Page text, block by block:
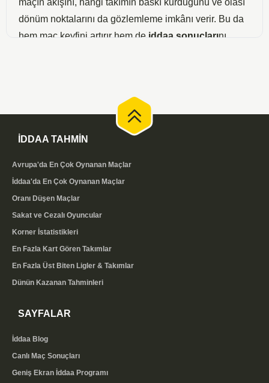
maçın akışını, hangi takımın baskı kurduğunu ve olası
dönüm noktalarını da gözlemleme imkânı verir. Bu da
hem maç keyfini artırır hem de iddaa sonuçlarını
mobil cihazlarda akıcı bir takip deneyimi sağlar.
Bu skorları kendi sitenizde de yayınlamak isterseniz,
Kodu kopyalayıp sitenize yapıştırmanız yeterlidir;
skorlar bizim tarafımızda güncellendiği için ayrıca bir
işlem yapmanız gerekmez.
Canlı Skor Takibinin Avantajları
Anlık skor takibi, hem maç keyfi hem de bilinçli
değerlendirme açısından önemli avantajlar sunar.
Canlı maç sonuçları ekranıyla:
takip edebilirsiniz
Lig ve tarih filtreleriyle istediğiniz karşılaşmaya hızlıca
ulaşırsınız
İDDAA TAHMİN
Avrupa'da En Çok Oynanan Maçlar
İddaa'da En Çok Oynanan Maçlar
Oranı Düşen Maçlar
Sakat ve Cezalı Oyuncular
Korner İstatistikleri
En Fazla Kart Gören Takımlar
En Fazla Üst Biten Ligler & Takımlar
Dünün Kazanan Tahminleri
SAYFALAR
İddaa Blog
Canlı Maç Sonuçları
Geniş Ekran İddaa Programı